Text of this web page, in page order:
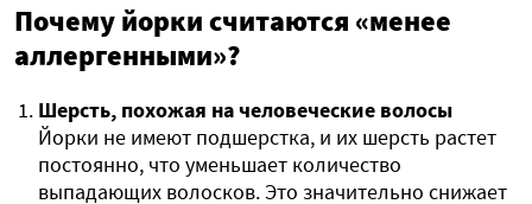
Почему йорки считаются «менее
аллергенными»?
Шерсть, похожая на человеческие волосы
Йорки не имеют подшерстка, и их шерсть растет
постоянно, что уменьшает количество
выпадающих волосков. Это значительно снижает